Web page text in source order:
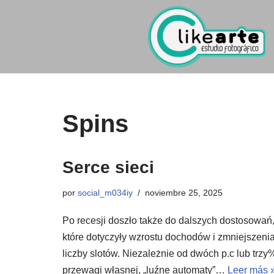
Spins
Serce sieci
por social_m034iy noviembre 25, 2025
Po recesji doszło także do dalszych dostosowań,
które dotyczyły wzrostu dochodów i zmniejszenia
liczby slotów. Niezależnie od dwóch p.c lub
przewagi własnej, „luźne automaty”… Leer más